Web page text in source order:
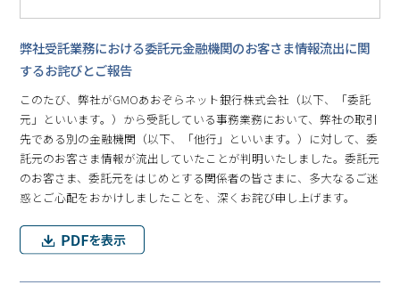
弊社受託業務における委託元金融機関のお客さま情報流出に関
するお詫びとご報告
このたび、弊社がGMOあおぞらネット銀行株式会社（以下、「委託
元」といいます。）から受託している事務業務において、弊社の取引
先である別の金融機関（以下、「他行」といいます。）に対して、委
託元のお客さま情報が流出していたことが判明いたしました。委託元
のお客さま、委託元をはじめとする関係者の皆さまに、多大なるご迷
惑とご心配をおかけしましたことを、深くお詫び申し上げます。